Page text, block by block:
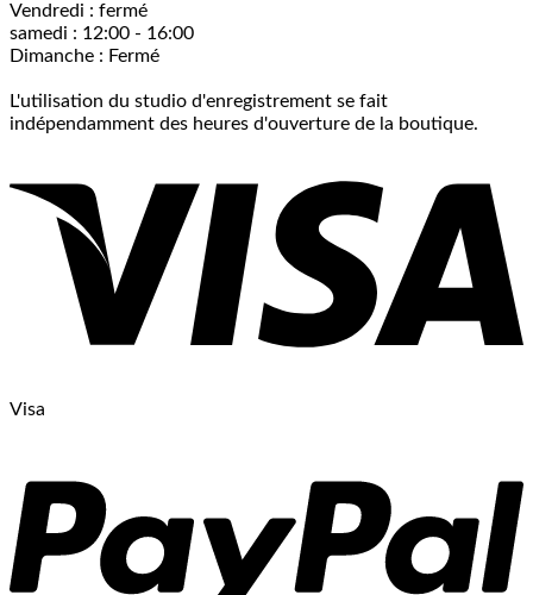
Vendredi : fermé
samedi : 12:00 - 16:00
Dimanche : Fermé
L'utilisation du studio d'enregistrement se fait
indépendamment des heures d'ouverture de la boutique.
Visa